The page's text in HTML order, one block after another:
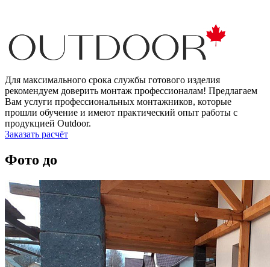
Для максимального срока службы готового изделия
рекомендуем доверить монтаж профессионалам! Предлагаем
Вам услуги профессиональных монтажников, которые
прошли обучение и имеют практический опыт работы с
продукцией Outdoor.
Заказать расчёт
Фото до